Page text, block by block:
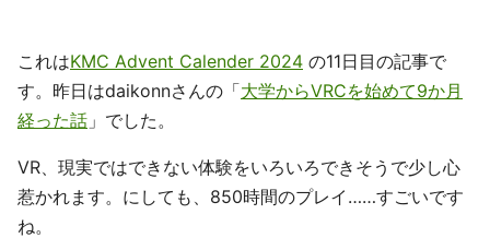
これはKMC Advent Calender 2024 の11日目の記事で
す。昨日はdaikonnさんの「大学からVRCを始めて9か月
経った話 」でした。
VR、現実ではできない体験をいろいろできそうで少し心
惹かれます。にしても、850時間のプレイ……すごいです
ね。